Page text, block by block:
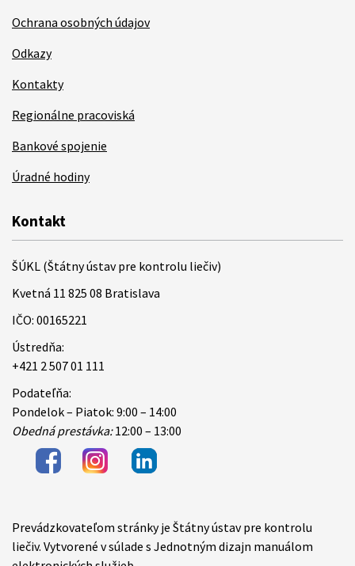
Ochrana osobných údajov
Odkazy
Kontakty
Regionálne pracoviská
Bankové spojenie
Úradné hodiny
Kontakt
ŠÚKL (Štátny ústav pre kontrolu liečiv)
Kvetná 11 825 08 Bratislava
IČO: 00165221
Ústredňa:
+421 2 507 01 111
Podateľňa:
Pondelok – Piatok: 9:00 – 14:00
Obedná prestávka:12:00 – 13:00
Items
Prevádzkovateľom stránky je Štátny ústav pre kontrolu
liečiv. Vytvorené v súlade s Jednotným dizajn manuálom